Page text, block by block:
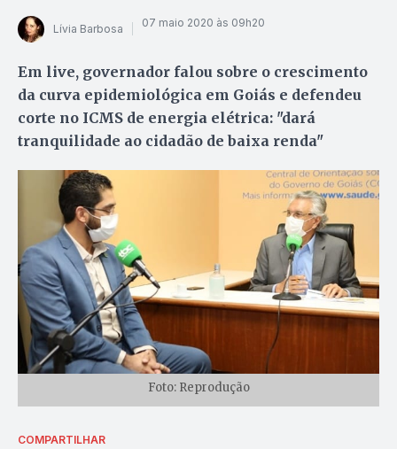
Lívia Barbosa 07 maio 2020 às 09h20
Em live, governador falou sobre o crescimento
da curva epidemiológica em Goiás e defendeu
corte no ICMS de energia elétrica: "dará
tranquilidade ao cidadão de baixa renda"
Foto: Reprodução
COMPARTILHAR